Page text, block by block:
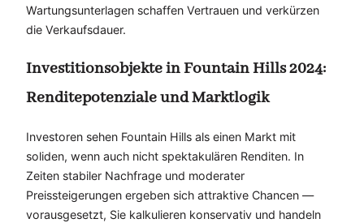
Wartungsunterlagen schaffen Vertrauen und verkürzen
die Verkaufsdauer.
Investitionsobjekte in Fountain Hills 2024:
Renditepotenziale und Marktlogik
Investoren sehen Fountain Hills als einen Markt mit
soliden, wenn auch nicht spektakulären Renditen. In
Zeiten stabiler Nachfrage und moderater
Preissteigerungen ergeben sich attraktive Chancen —
vorausgesetzt, Sie kalkulieren konservativ und handeln